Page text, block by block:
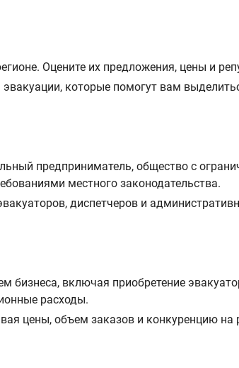
Оцените их предложения, цены и
которые помогут вам
предприниматель, общество с
местного законодательства.
диспетчеров и
включая приобретение
расходы.
цены, объем заказов и конкуренцию на